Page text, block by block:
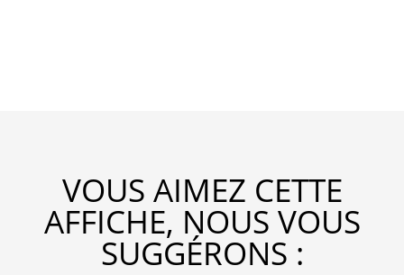
VOUS AIMEZ CETTE
AFFICHE, NOUS VOUS
SUGGÉRONS :